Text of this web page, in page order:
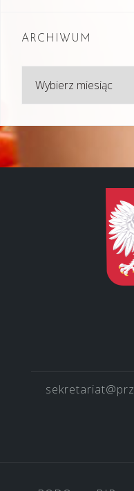
ARCHIWUM